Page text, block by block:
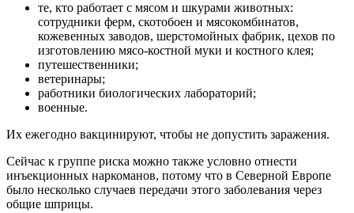
те, кто работает с мясом и шкурами животных:
сотрудники ферм, скотобоен и мясокомбинатов,
кожевенных заводов, шерстомойных фабрик, цехов по
изготовлению мясо‑костной муки и костного клея;
путешественники;
ветеринары;
работники биологических лабораторий;
военные.
Их ежегодно вакцинируют, чтобы не допустить заражения.
Сейчас к группе риска можно также условно отнести
инъекционных наркоманов, потому что в Северной Европе
было несколько случаев передачи этого заболевания через
общие шприцы.